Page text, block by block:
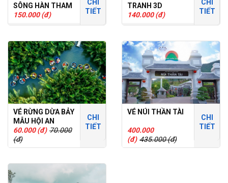
SÔNG HÀN THAM
QUAN ĐÀ NẴNG
VỀ ĐÊM
150.000 (đ)
CHI
TIẾT
TRANH 3D
140.000 (đ)
CHI
TIẾT
VÉ RỪNG DỪA BẢY
MẪU HỘI AN
60.000 (đ) 70.000
(đ)
CHI
TIẾT
VÉ NÚI THẦN TÀI
400.000
(đ) 435.000 (đ)
CHI
TIẾT